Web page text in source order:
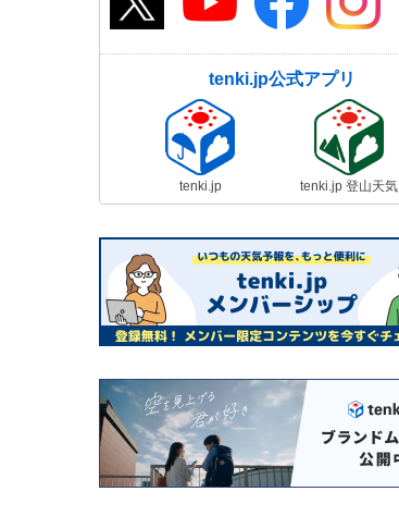
tenki.jp公式アプリ
tenki.jp tenki.jp 登山天気